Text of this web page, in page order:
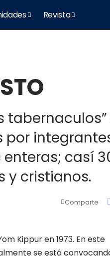
Revista
por
casí
y cristianos.
Comparte
Kippur en 1973. En este
se está